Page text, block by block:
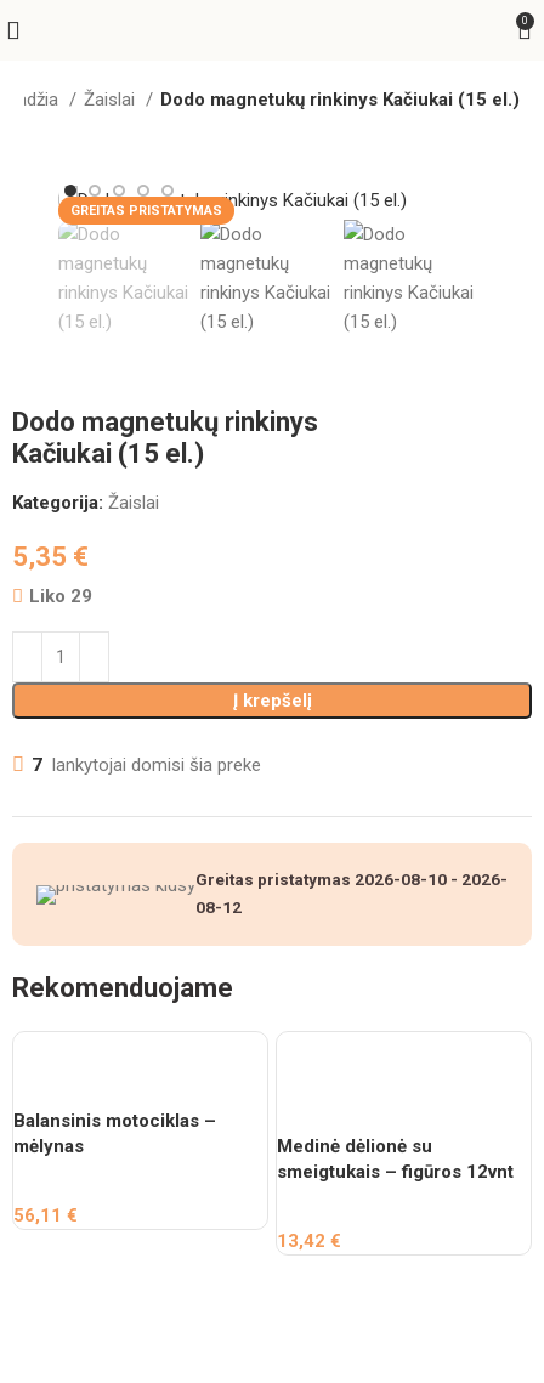
0
Pradžia Žaislai Dodo magnetukų rinkinys Kačiukai (15 el.)
GREITAS PRISTATYMAS
Dodo magnetukų rinkinys
Kačiukai (15 el.)
Kategorija: Žaislai
5,35 €
Liko 29
Į krepšelį
7 lankytojai domisi šia preke
Greitas pristatymas 2026-08-10 - 2026-
08-12
Rekomenduojame
Balansinis motociklas –
mėlynas
56,11€
Medinė dėlionė su
smeigtukais – figūros 12vnt
13,42 €